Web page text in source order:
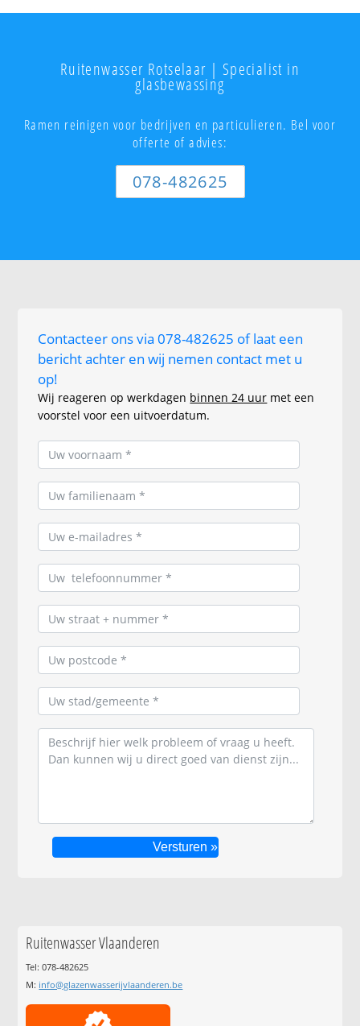
Ruitenwasser Rotselaar | Specialist in
glasbewassing
Ramen reinigen voor bedrijven en particulieren. Bel voor
offerte of advies:
078-482625
Contacteer ons via 078-482625 of laat een
bericht achter en wij nemen contact met u
op!
Wij reageren op werkdagen binnen 24 uur met een
voorstel voor een uitvoerdatum.
Ruitenwasser Vlaanderen
Tel: 078-482625
M: info@glazenwasserijvlaanderen.be